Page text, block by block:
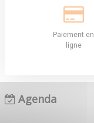
Paiement en
ligne
Agenda